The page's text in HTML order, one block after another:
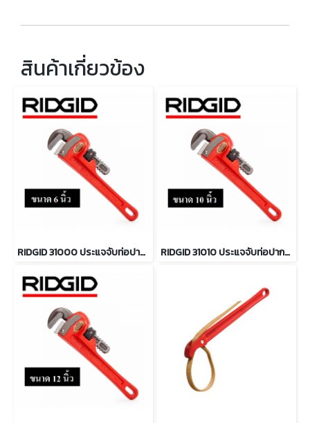
สินค้าเกี่ยวข้อง
RIDGID 31000 ประแจจับท่อปากตรง ขนาด 6 นิ้ว จับท่อได้ 3/4 นิ้ว RIDGID 31010 ประแจจับท่อปากตรง 10 นิ้ว จับท่อได้ 1.1/2 นิ้ว